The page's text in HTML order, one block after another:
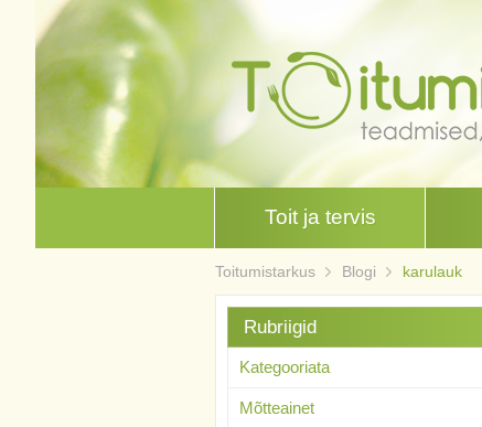
Toit ja tervis
Toitumistarkus Blogi karulauk
Rubriigid
Kategooriata
Mõtteainet